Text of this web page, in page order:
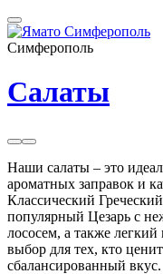
Симферополь
Салаты
Наши салаты – это
ароматных заправок и
Классический
популярный Цезарь с
лососем, а также
выбор для тех, кто
сбалансированный вкус.